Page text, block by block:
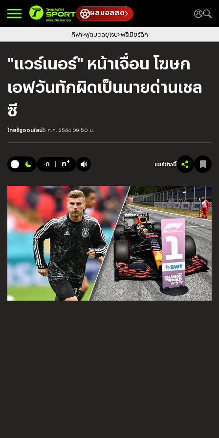
ผลบอลสด
กีฬา ฟุตบอลยุโรป พรีเมียร์ลีก
"แวร์เนอร์" หน้าเจื่อน โฆษก
เอฟวันทักผิดเป็นนายด่านเชล
ซี
ไทยรัฐออนไลน์5 ก.ค. 2564 09:50 น.
-ก ก+ แชร์ข่าวนี้